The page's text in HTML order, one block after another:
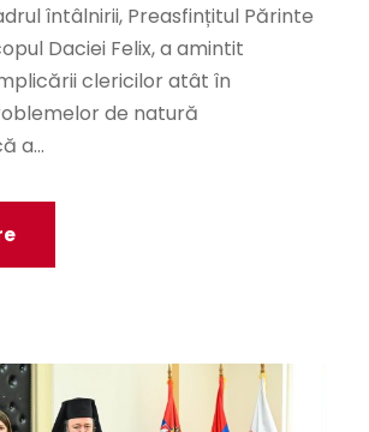
întâlnirii, Preasfințitul Părinte
Daciei Felix, a amintit
clericilor atât în
de natură
a...